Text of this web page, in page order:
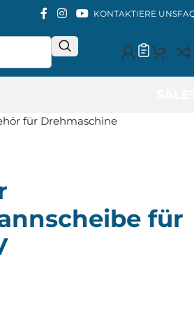
KONTAKTIERE UNS
für Drehmaschine
für